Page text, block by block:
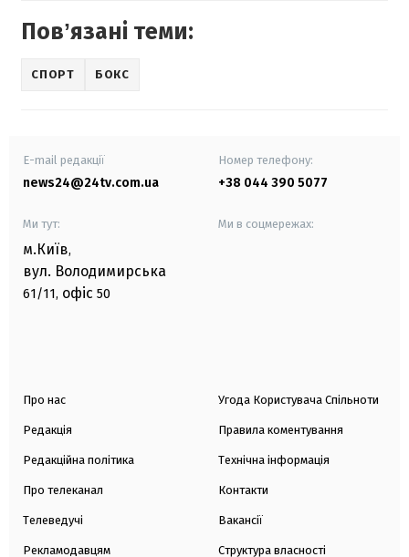
Повʼязані теми:
СПОРТ БОКС
E-mail редакції
news24@24tv.com.ua
Номер телефону:
+38 044 390 5077
Ми тут:
м.Київ,
вул. Володимирська
61/11, офіс 50
Ми в соцмережах:
Про нас
Редакція
Редакційна політика
Про телеканал
Телеведучі
Рекламодавцям
Угода Користувача Спільноти
Правила коментування
Технічна інформація
Контакти
Вакансії
Структура власності